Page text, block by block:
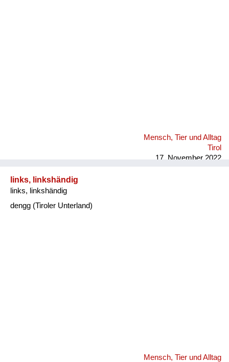
Mensch, Tier und Alltag
Tirol
17. November 2022
links, linkshändig
links, linkshändig
dengg (Tiroler Unterland)
Mensch, Tier und Alltag